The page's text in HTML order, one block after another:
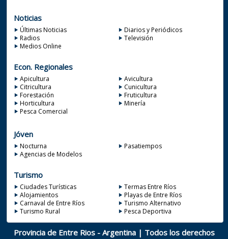
Noticias
Últimas Noticias
Diarios y Periódicos
Radios
Televisión
Medios Online
Econ. Regionales
Apicultura
Avicultura
Citricultura
Cunicultura
Forestación
Fruticultura
Horticultura
Minería
Pesca Comercial
Jóven
Nocturna
Pasatiempos
Agencias de Modelos
Turismo
Ciudades Turísticas
Termas Entre Ríos
Alojamientos
Playas de Entre Ríos
Carnaval de Entre Ríos
Turismo Alternativo
Turismo Rural
Pesca Deportiva
Provincia de Entre Rios - Argentina | Todos los derechos